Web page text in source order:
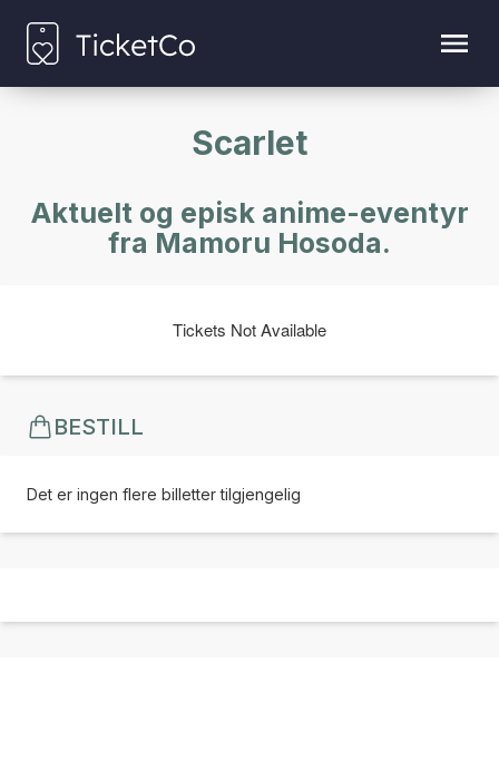
Scarlet
Aktuelt og episk anime-eventyr
fra Mamoru Hosoda.
Tickets Not Available
BESTILL
Det er ingen flere billetter tilgjengelig